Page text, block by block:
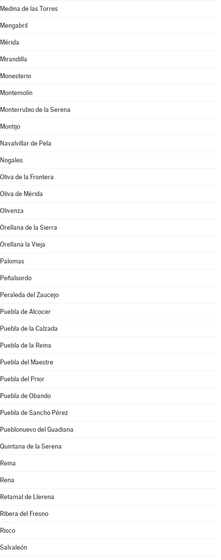
Medina de las Torres
Mengabril
Mérida
Mirandilla
Monesterio
Montemolín
Monterrubio de la Serena
Montijo
Navalvillar de Pela
Nogales
Oliva de la Frontera
Oliva de Mérida
Olivenza
Orellana de la Sierra
Orellana la Vieja
Palomas
Peñalsordo
Peraleda del Zaucejo
Puebla de Alcocer
Puebla de la Calzada
Puebla de la Reina
Puebla del Maestre
Puebla del Prior
Puebla de Obando
Puebla de Sancho Pérez
Pueblonuevo del Guadiana
Quintana de la Serena
Reina
Rena
Retamal de Llerena
Ribera del Fresno
Risco
Salvaleón